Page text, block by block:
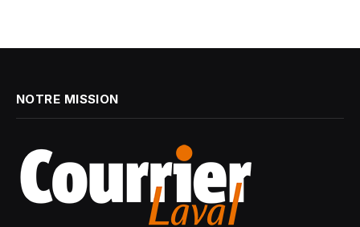
NOTRE MISSION